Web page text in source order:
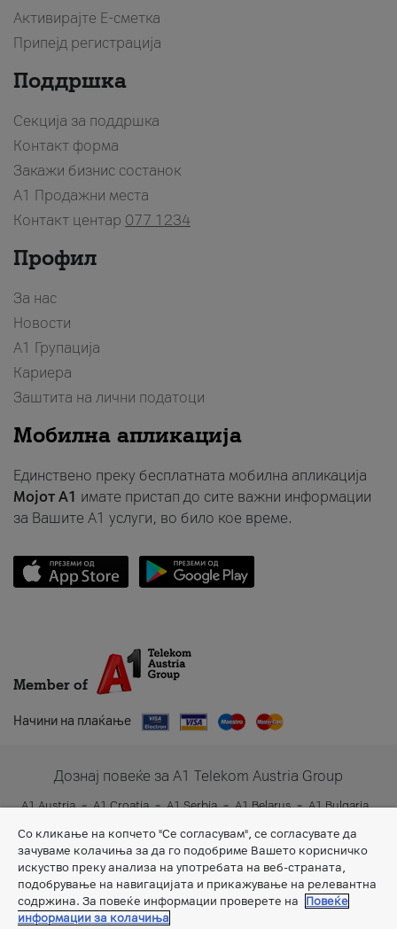
Активирајте Е-сметка
Припејд регистрација
Поддршка
Секција за поддршка
Контакт форма
Закажи бизнис состанок
A1 Продажни места
Контакт центар 077 1234
Профил
За нас
Новости
А1 Групација
Кариера
Заштита на лични податоци
Мобилна апликација
Единствено преку бесплатната мобилна апликација
Мојот A1 имате пристап до сите важни информации
за Вашите A1 услуги, во било кое време.
Member of
Начини на плаќање
Дознај повеќе за A1 Telekom Austria Group
A1 Austria A1 Croatia A1 Serbia A1 Belarus
A1 Bulgaria
A1 Slovenia
A1 Digital
Со кликање на копчето "Се согласувам", се согласувате да
зачуваме колачиња за да го подобриме Вашето корисничко
искуство преку анализа на употребата на веб-страната,
подобрување на навигацијата и прикажување на релевантна
содржина. За повеќе информации проверете на
Повеќе
информации за колачиња